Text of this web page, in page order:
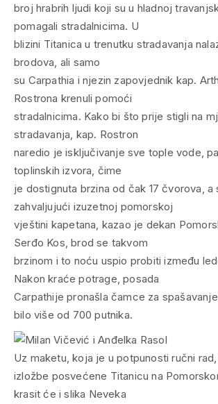
broj hrabrih ljudi koji su u hladnoj
pomagali stradalnicima. U
blizini Titanica u trenutku stradavanja
brodova, ali samo
su Carpathia i njezin zapovjednik kap.
Rostrona krenuli pomoći
stradalnicima. Kako bi što prije stigli na
stradavanja, kap. Rostron
naredio je isključivanje sve tople vode,
toplinskih izvora, čime
je dostignuta brzina od čak 17 čvorova, a
zahvaljujući izuzetnoj pomorskoj
vještini kapetana, kazao je dekan
Serđo Kos, brod se takvom
brzinom i to noću uspio probiti između
Nakon kraće potrage, posada
Carpathije pronašla čamce za
bilo više od 700 putnika.
Uz maketu, koja je u potpunosti ručni
izložbe posvećene Titanicu na
krasit će i slika Neveka